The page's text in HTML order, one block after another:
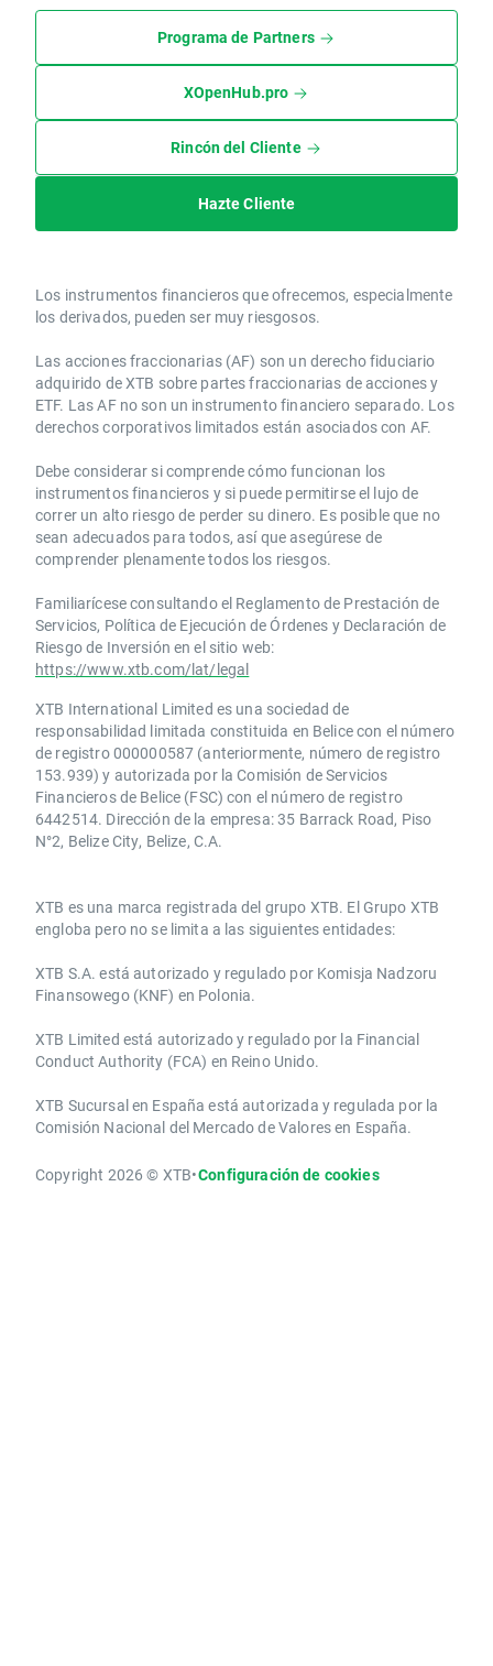
Programa de Partners
XOpenHub.pro
Rincón del Cliente
Hazte Cliente
Los instrumentos financieros que ofrecemos, especialmente
los derivados, pueden ser muy riesgosos.
Las acciones fraccionarias (AF) son un derecho fiduciario
adquirido de XTB sobre partes fraccionarias de acciones y
ETF. Las AF no son un instrumento financiero separado. Los
derechos corporativos limitados están asociados con AF.
Debe considerar si comprende cómo funcionan los
instrumentos financieros y si puede permitirse el lujo de
correr un alto riesgo de perder su dinero. Es posible que no
sean adecuados para todos, así que asegúrese de
comprender plenamente todos los riesgos.
Familiarícese consultando el Reglamento de Prestación de
Servicios, Política de Ejecución de Órdenes y Declaración de
Riesgo de Inversión en el sitio web:
https://www.xtb.com/lat/legal
XTB International Limited es una sociedad de
responsabilidad limitada constituida en Belice con el número
de registro 000000587 (anteriormente, número de registro
153.939) y autorizada por la Comisión de Servicios
Financieros de Belice (FSC) con el número de registro
6442514. Dirección de la empresa: 35 Barrack Road, Piso
N°2, Belize City, Belize, C.A.
​​XTB es una marca registrada del grupo XTB. El Grupo XTB
engloba pero no se limita a las siguientes entidades:
XTB S.A.​ está autorizado y regulado por Komisja Nadzoru
Finansowego (KNF) ​en Polonia.
XTB Limited ​está autorizado y regulado por la ​Financial
Conduct Authority ​(FCA) en ​​Reino Unido.
XTB Sucursal en España está autorizada y regulada por la
Comisión Nacional del Mercado de Valores en España.
Copyright 2026 © XTB•Configuración de cookies